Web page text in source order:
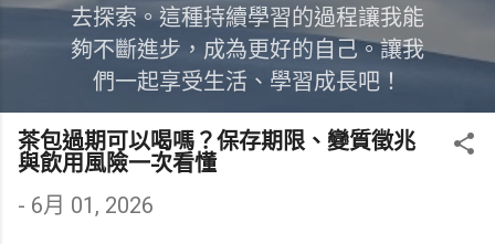
去探索。這種持續學習的過程讓我能
夠不斷進步，成為更好的自己。讓我
們一起享受生活、學習成長吧！
茶包過期可以喝嗎？保存期限、變質徵兆
與飲用風險一次看懂
- 6月 01, 2026